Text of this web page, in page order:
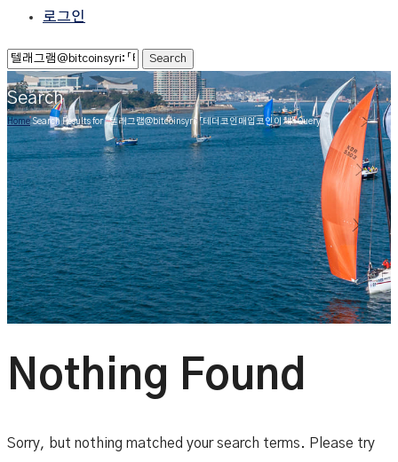
로그인
Search
Home Search Results for "텔래그램@bitcoinsyri:「테더코인매입코인이체" Query
Nothing Found
Sorry, but nothing matched your search terms. Please try